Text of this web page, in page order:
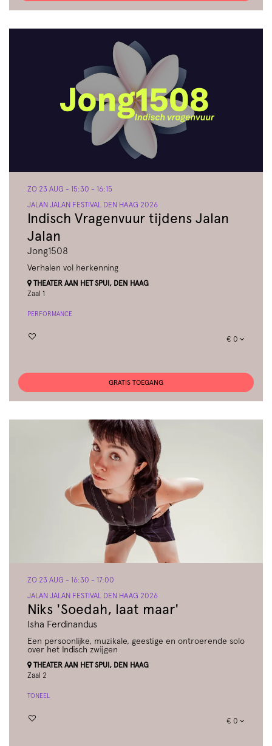
Indisch Vragenvuur tijdens Jalan
Jalan
Jong1508
JALAN JALAN FESTIVAL DEN HAAG 2026
ZO 23 AUG - 15:30 - 16:15
Verhalen vol herkenning
THEATER AAN HET SPUI, DEN HAAG
Zaal 1
PERFORMANCE
€ 0
GRATIS TOEGANG
Niks 'Soedah, laat maar'
Isha Ferdinandus
JALAN JALAN FESTIVAL DEN HAAG 2026
ZO 23 AUG - 16:30 - 17:00
Een persoonlijke, muzikale, geestige en ontroerende solo
over het Indisch zwijgen
THEATER AAN HET SPUI, DEN HAAG
Zaal 2
TONEEL
€ 0